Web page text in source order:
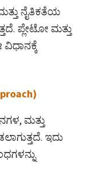
ನೈತಿಕತೆಯ
ಪ್ಲೇಟೋ ಮತ್ತು
ಮತ್ತು
ಇದು